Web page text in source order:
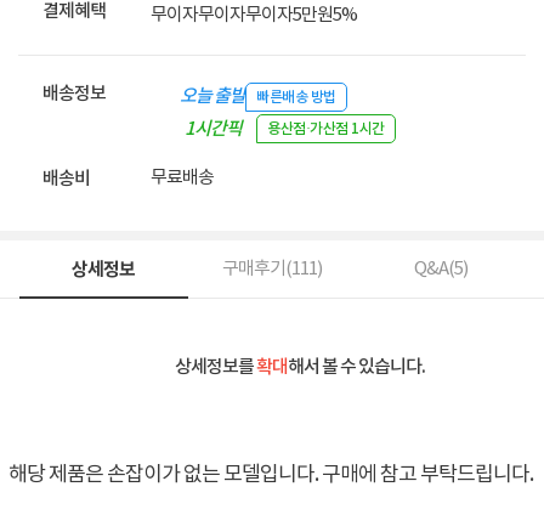
결제혜택 무이자무이자무이자5만원5%
배송정보 오늘 출발 빠른배송 방법
1시간픽
용산점·가산점 1시간
배송비 무료배송
상세정보 구매후기(111) Q&A(5)
상세정보를확대해서 볼 수 있습니다.
해당 제품은 손잡이가 없는 모델입니다. 구매에 참고 부탁드립니다.